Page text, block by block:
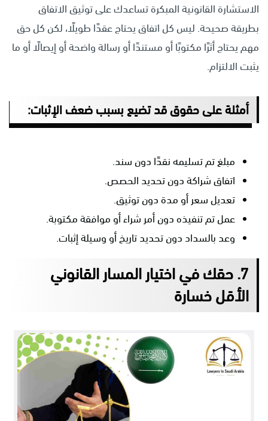
الاستشارة القانونية المبكرة تساعدك على توثيق الاتفاق
بطريقة صحيحة. ليس كل اتفاق يحتاج عقدًا طويلًا، لكن كل حق
مهم يحتاج أثرًا مكتوبًا أو مستندًا أو رسالة واضحة أو إيصالًا أو ما
يثبت الالتزام.
أمثلة على حقوق قد تضيع بسبب ضعف الإثبات:
مبلغ تم تسليمه نقدًا دون سند.
اتفاق شراكة دون تحديد الحصص.
تعديل سعر أو مدة دون توثيق.
عمل تم تنفيذه دون أمر شراء أو موافقة مكتوبة.
وعد بالسداد دون تحديد تاريخ أو وسيلة إثبات.
7. حقك في اختيار المسار القانوني
الأقل خسارة